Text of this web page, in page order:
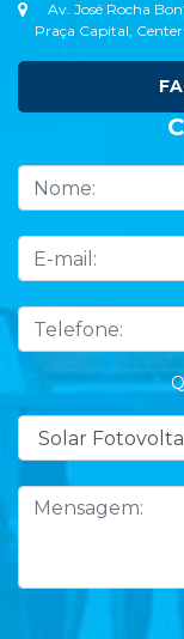
Av. José Rocha
Praça Capital,